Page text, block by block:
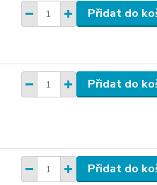
Přidat do
Přidat do
Přidat do